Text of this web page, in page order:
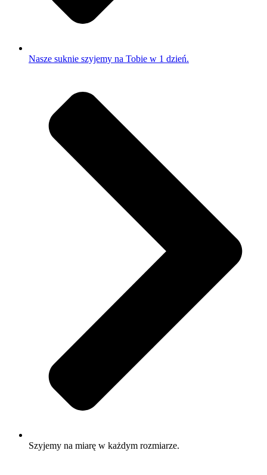
Nasze suknie szyjemy na Tobie w 1 dzień.
Szyjemy na miarę w każdym rozmiarze.